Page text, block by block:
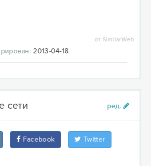
где описыватся разные трюки в
могут, порой, принести больше
любые плагины.
от SimilarWeb
2013-04-18
сети
Facebook Twitter